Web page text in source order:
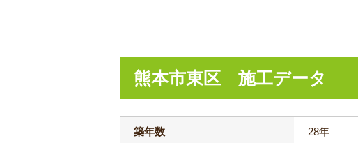
熊本市東区 施工データ
築年数 28年